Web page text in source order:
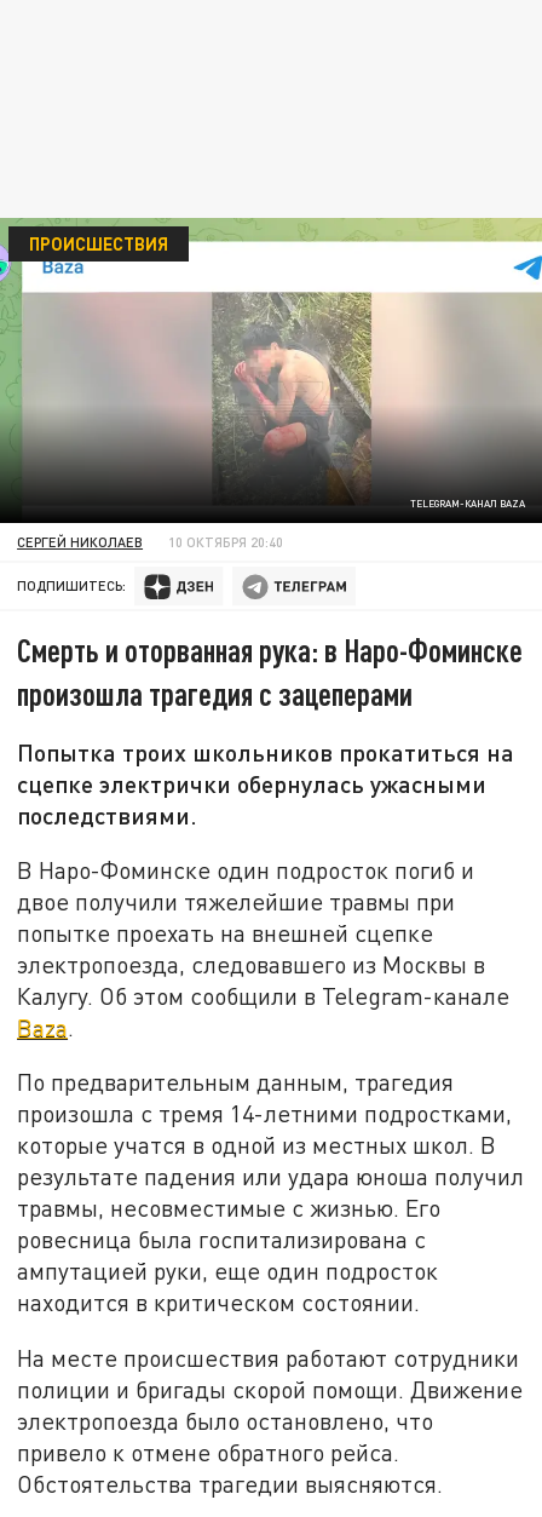
TELEGRAM-КАНАЛ BAZA
ПРОИСШЕСТВИЯ
СЕРГЕЙ НИКОЛАЕВ 10 ОКТЯБРЯ 20:40
ПОДПИШИТЕСЬ:
Смерть и оторванная рука: в Наро-Фоминске
произошла трагедия с зацеперами
Попытка троих школьников прокатиться на
сцепке электрички обернулась ужасными
последствиями.
В Наро-Фоминске один подросток погиб и
двое получили тяжелейшие травмы при
попытке проехать на внешней сцепке
электропоезда, следовавшего из Москвы в
Калугу. Об этом сообщили в Telegram-канале
Baza.
По предварительным данным, трагедия
произошла с тремя 14-летними подростками,
которые учатся в одной из местных школ. В
результате падения или удара юноша получил
травмы, несовместимые с жизнью. Его
ровесница была госпитализирована с
ампутацией руки, еще один подросток
находится в критическом состоянии.
На месте происшествия работают сотрудники
полиции и бригады скорой помощи. Движение
электропоезда было остановлено, что
привело к отмене обратного рейса.
Обстоятельства трагедии выясняются.